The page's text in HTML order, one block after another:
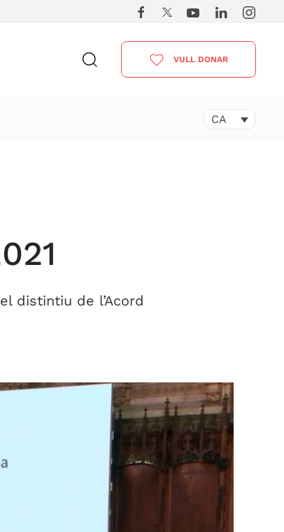
VULL DONAR
CA
distintiu de l’Acord